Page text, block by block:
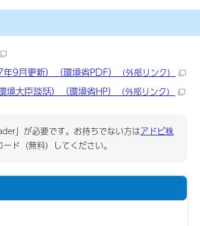
9月更新）（環境省PDF） （外部リンク）
大臣談話）（環境省HP） （外部リンク）
」が必要です。お持ちでない方はアドビ株
ド（無料）してください。